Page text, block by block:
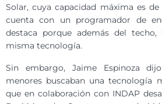
Solar, cuya capacidad máxima es
cuenta con un programador de
destaca porque además del techo,
misma tecnología.
Sin embargo, Jaime Espinoza
menores buscaban una tecnología
que en colaboración con INDAP